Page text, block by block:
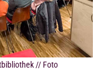
// Foto